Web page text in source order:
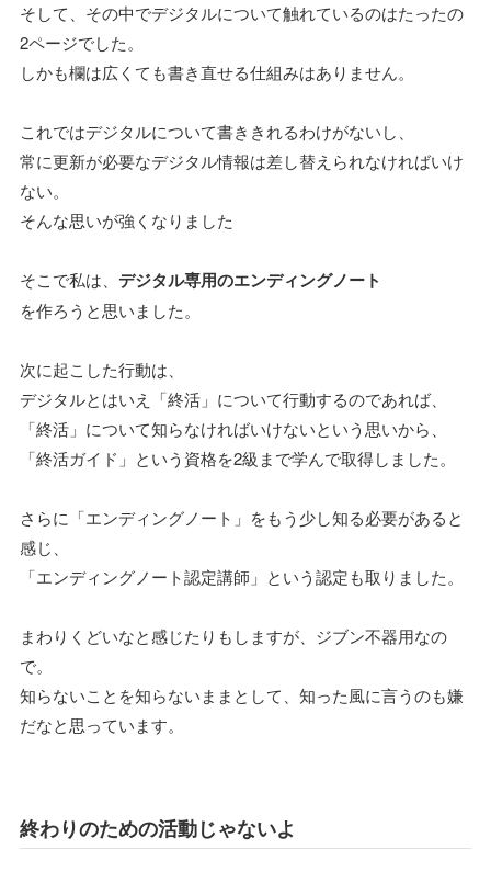
そして、その中でデジタルについて触れているのはたったの
2ページでした。
しかも欄は広くても書き直せる仕組みはありません。
これではデジタルについて書ききれるわけがないし、
常に更新が必要なデジタル情報は差し替えられなければいけ
ない。
そんな思いが強くなりました
そこで私は、 デジタル専用のエンディングノート
を作ろうと思いました。
次に起こした行動は、
デジタルとはいえ「終活」について行動するのであれば、
「終活」について知らなければいけないという思いから、
「終活ガイド」という資格を2級まで学んで取得しました。
さらに「エンディングノート」をもう少し知る必要があると
感じ、
「エンディングノート認定講師」という認定も取りました。
まわりくどいなと感じたりもしますが、ジブン不器用なの
で。
知らないことを知らないままとして、知った風に言うのも嫌
だなと思っています。
終わりのための活動じゃないよ